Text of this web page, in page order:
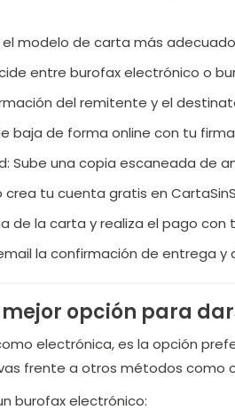
el modelo de carta más
entre burofax electrónico o
del remitente y el
baja de forma online con tu
Sube una copia escaneada de
tu cuenta gratis en
de la carta y realiza el pago
la confirmación de entrega
opción para
electrónica, es la opción
frente a otros métodos como
burofax electrónico: